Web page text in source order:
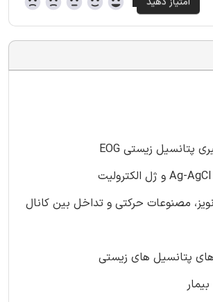
مصنوعات حرکتی و تداخل بین کانال
پتانسیل های زیستی